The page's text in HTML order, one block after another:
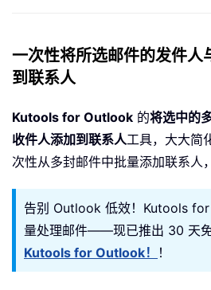
一次性将所选邮件的发件人
到联系人
Kutools for Outlook 的将选中的
收件人添加到联系人工具，大大简
次性从多封邮件中批量添加联系人
告别 Outlook 低效！Kutools
量处理邮件——现已推出 30 天免
Kutools for Outlook！
！